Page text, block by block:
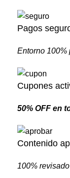
Pagos
Entorno 100%
Cupones
50% OFF en
Contenido
100%